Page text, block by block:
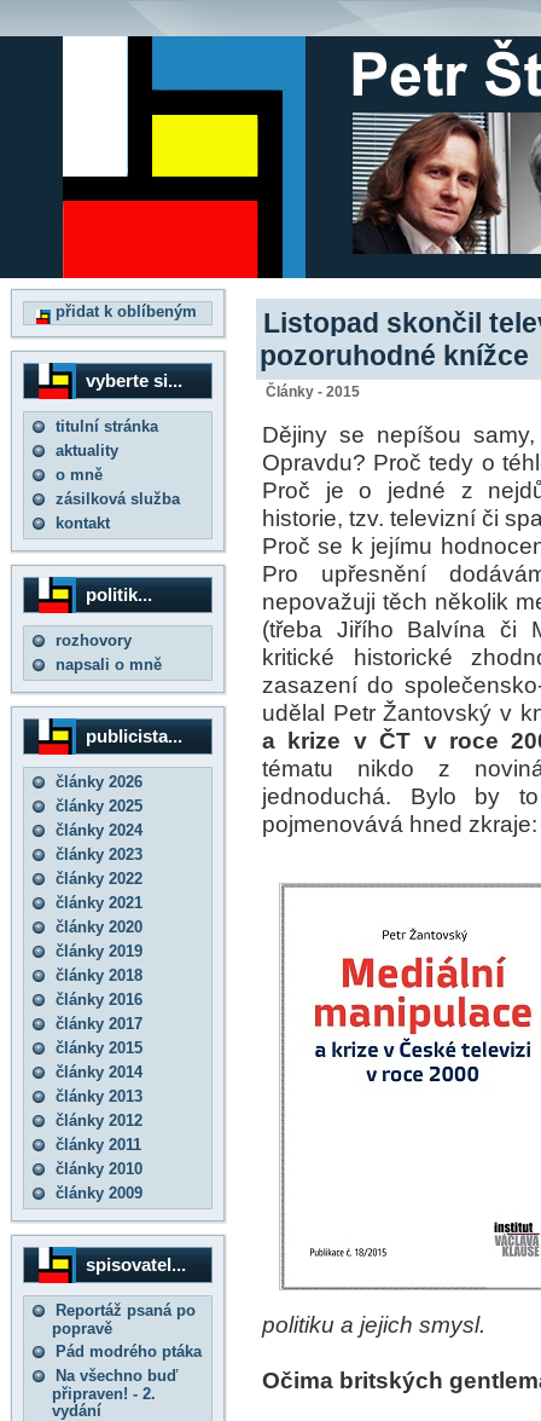
přidat k oblíbeným
vyberte si...
titulní stránka
aktuality
o mně
zásilková služba
kontakt
politik...
rozhovory
napsali o mně
publicista...
články 2026
články 2025
články 2024
články 2023
články 2022
články 2021
články 2020
články 2019
články 2018
články 2016
články 2017
články 2015
články 2014
články 2013
články 2012
články 2011
články 2010
články 2009
spisovatel...
Reportáž psaná po
popravě
Pád modrého ptáka
Na všechno buď
připraven! - 2.
vydání
Listopad skončil
pozoruhodné knížce
Články - 2015
Dějiny se nepíšou
Opravdu? Proč tedy o
Proč je o jedné z
historie, tzv. televizní či
Proč se k jejímu
Pro upřesnění
nepovažuji těch několik
(třeba Jiřího Balvína či
kritické historické
zasazení do
udělal Petr Žantovský v
a krize v ČT v roce
tématu nikdo z
jednoduchá. Bylo by
pojmenovává hned zkraje:
politiku a jejich smysl.
Očima britských